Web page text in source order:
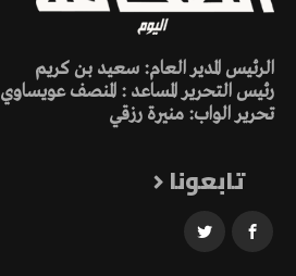
الرئيس المدير العام: سعيد بن كريم
رئيس التحرير المساعد : المنصف عويساوي
تحرير الواب: منيرة رزقي
تابعونا